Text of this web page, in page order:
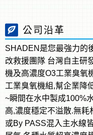
公司沿革
SHADEN是您最強力的
改救援團隊 台灣自主研
機及高濃度O3工業臭氧
工業臭氧機組,幫企業降
~瞬間在水中製成100%
高,濃度穩定不溢散.無
或By PASS混入主水線